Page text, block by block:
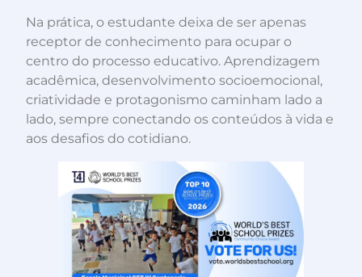
Na prática, o estudante deixa de ser apenas
receptor de conhecimento para ocupar o
centro do processo educativo. Aprendizagem
acadêmica, desenvolvimento socioemocional,
criatividade e protagonismo caminham lado a
lado, sempre conectando os conteúdos à vida e
aos desafios do cotidiano.